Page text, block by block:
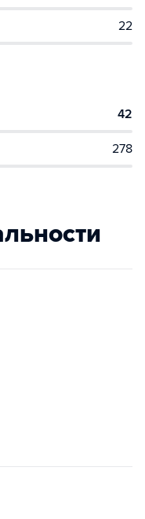
22
42
278